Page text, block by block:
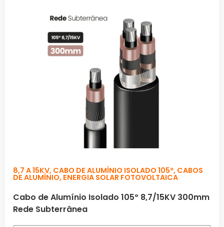
8,7 A 15KV, CABO DE ALUMÍNIO ISOLADO 105º, CABOS
DE ALUMÍNIO, ENERGIA SOLAR FOTOVOLTAICA
Cabo de Alumínio Isolado 105º 8,7/15KV 300mm
Rede Subterrânea